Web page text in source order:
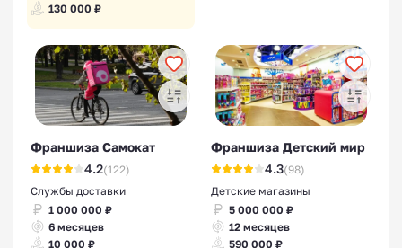
130 000 ₽
Франшиза Самокат
4.2(122)
Службы доставки
1 000 000 ₽
6 месяцев
10 000 ₽
Франшиза Детский мир
4.3(98)
Детские магазины
5 000 000 ₽
12 месяцев
590 000 ₽